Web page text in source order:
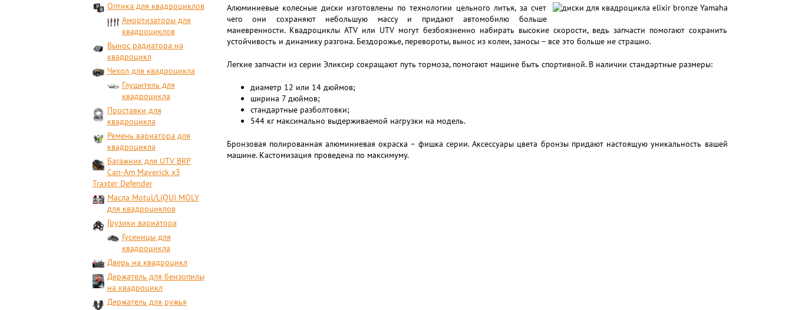
Оптика для квадроциклов
Амортизаторы для
квадроциклов
Вынос радиатора на
квадроцикл
Чехол для квадроцикла
Глушитель для
квадроцикла
Проставки для
квадроцикла
Ремень вариатора для
квадроцикла
Багажник для UTV BRP
Can-Am Maverick x3
Traxter Defender
Масла Motul/LiQUI MOLY
для квадроциклов
Грузики вариатора
Гусеницы для
квадроцикла
Дверь на квадроцикл
Держатель для бензопилы
на квадроцикл
Держатель для ружья
Алюминиевые колесные диски изготовлены по технологии цельного литья, за счет
чего они сохраняют небольшую массу и придают автомобилю больше
маневренности. Квадроциклы ATV или UTV могут безбоязненно набирать высокие скорости, ведь запчасти помогают сохранить
устойчивость и динамику разгона. Бездорожье, перевороты, вынос из колеи, заносы – все это больше не страшно.
Легкие запчасти из серии Эликсир сокращают путь тормоза, помогают машине быть спортивной. В наличии стандартные размеры:
диаметр 12 или 14 дюймов;
ширина 7 дюймов;
стандартные разболтовки;
544 кг максимально выдерживаемой нагрузки на модель.
Бронзовая полированная алюминиевая окраска – фишка серии. Аксессуары цвета бронзы придают настоящую уникальность вашей
машине. Кастомизация проведена по максимуму.